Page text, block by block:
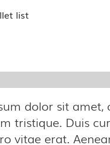
list
dolor sit amet,
tristique. Duis
vitae erat.